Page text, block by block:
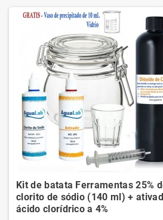
Kit de batata Ferramentas 25%
clorito de sódio (140 ml) +
ácido clorídrico a 4%